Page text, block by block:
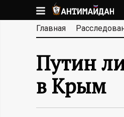
к
основномуА
Н
Т
И
Главная
Путин
в Крым